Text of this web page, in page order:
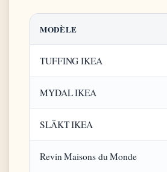
MODÈLE
TUFFING IKEA
MYDAL IKEA
SLÄKT IKEA
Revin Maisons du Monde